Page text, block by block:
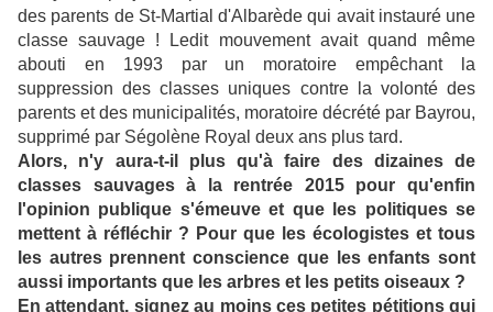
des parents de St-Martial d'Albarède qui avait instauré une
classe sauvage ! Ledit mouvement avait quand même
abouti en 1993 par un moratoire empêchant la
suppression des classes uniques contre la volonté des
parents et des municipalités, moratoire décrété par Bayrou,
supprimé par Ségolène Royal deux ans plus tard.
Alors, n'y aura-t-il plus qu'à faire des dizaines de
classes sauvages à la rentrée 2015 pour qu'enfin
l'opinion publique s'émeuve et que les politiques se
mettent à réfléchir ? Pour que les écologistes et tous
les autres prennent conscience que les enfants sont
aussi importants que les arbres et les petits oiseaux ?
En attendant, signez au moins ces petites pétitions qui